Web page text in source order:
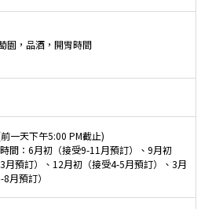
園，品酒，開胃時間
一天下午5:00 PM截止)
間：6月初（接受9-11月預訂）、9月初
3月預訂）、12月初（接受4-5月預訂）、3月
月預訂）